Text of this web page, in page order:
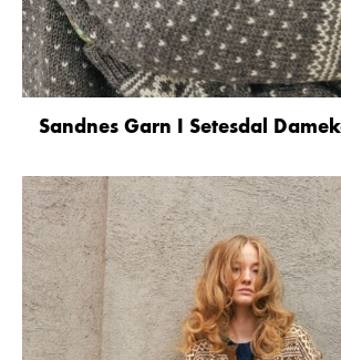
Sandnes Garn I Setesdal